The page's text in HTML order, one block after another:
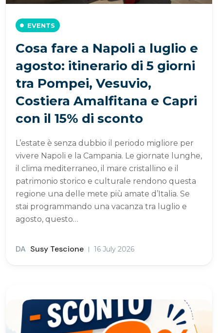
EVENTS
Cosa fare a Napoli a luglio e
agosto: itinerario di 5 giorni
tra Pompei, Vesuvio,
Costiera Amalfitana e Capri
con il 15% di sconto
L’estate è senza dubbio il periodo migliore per
vivere Napoli e la Campania. Le giornate lunghe,
il clima mediterraneo, il mare cristallino e il
patrimonio storico e culturale rendono questa
regione una delle mete più amate d’Italia. Se
stai programmando una vacanza tra luglio e
agosto, questo…
DA Susy Tescione 16 July 2026